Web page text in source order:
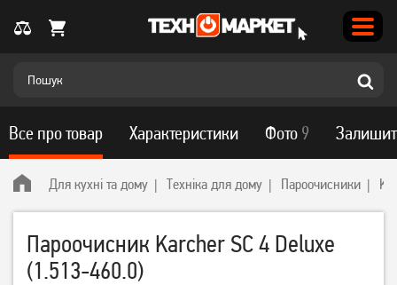
Для кухні та дому Техніка для дому Пароочисники
Пароочисник Karcher SC 4 Deluxe
(1.513-460.0)
Все про товар Характеристики Фото 9